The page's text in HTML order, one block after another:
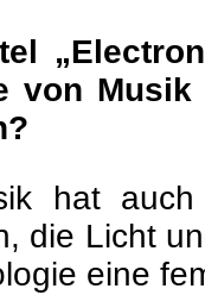
von
hat
die Licht
eine